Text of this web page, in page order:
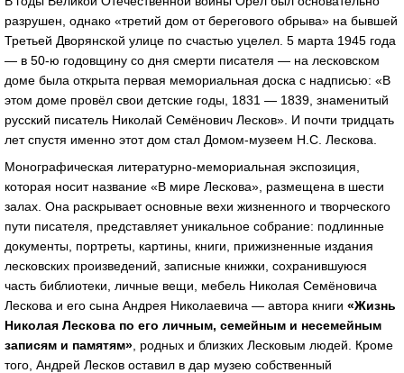
разрушен, однако «третий дом от берегового обрыва» на бывшей
Третьей Дворянской улице по счастью уцелел. 5 марта 1945 года
— в 50-ю годовщину со дня смерти писателя — на лесковском
доме была открыта первая мемориальная доска с надписью: «В
этом доме провёл свои детские годы, 1831 — 1839, знаменитый
русский писатель Николай Семёнович Лесков». И почти тридцать
лет спустя именно этот дом стал Домом-музеем Н.С. Лескова.
Монографическая литературно-мемориальная экспозиция,
которая носит название «В мире Лескова», размещена в шести
залах. Она раскрывает основные вехи жизненного и творческого
пути писателя, представляет уникальное собрание: подлинные
документы, портреты, картины, книги, прижизненные издания
лесковских произведений, записные книжки, сохранившуюся
часть библиотеки, личные вещи, мебель Николая Семёновича
Лескова и его сына Андрея Николаевича — автора книги «Жизнь
Николая Лескова по его личным, семейным и несемейным
записям и памятям» , родных и близких Лесковым людей. Кроме
того, Андрей Лесков оставил в дар музею собственный